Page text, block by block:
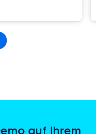
auf Ihrem